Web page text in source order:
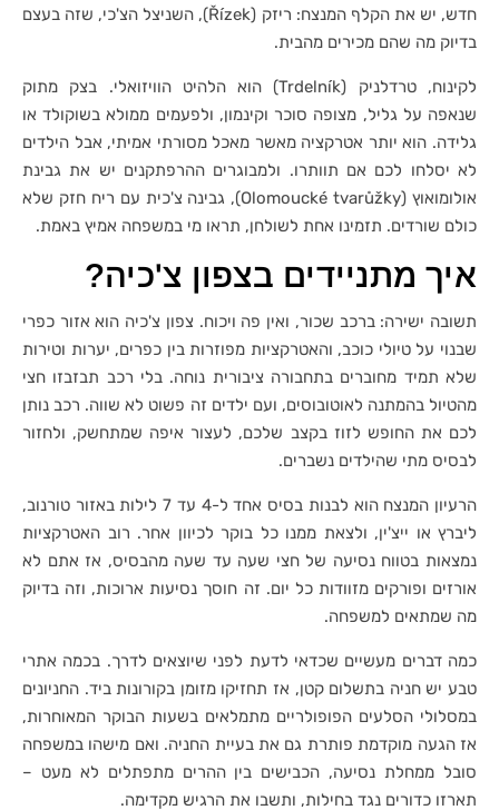
חדש, יש את הקלף המנצח: ריזק (Řízek), השניצל הצ'כי, שזה בעצם
בדיוק מה שהם מכירים מהבית.
לקינוח, טרדלניק (Trdelník) הוא הלהיט הוויזואלי. בצק מתוק
שנאפה על גליל, מצופה סוכר וקינמון, ולפעמים ממולא בשוקולד או
גלידה. הוא יותר אטרקציה מאשר מאכל מסורתי אמיתי, אבל הילדים
לא יסלחו לכם אם תוותרו. ולמבוגרים ההרפתקנים יש את גבינת
אולומואוץ (Olomoucké tvarůžky), גבינה צ'כית עם ריח חזק שלא
כולם שורדים. תזמינו אחת לשולחן, תראו מי במשפחה אמיץ באמת.
איך מתניידים בצפון צ'כיה?
תשובה ישירה: ברכב שכור, ואין פה ויכוח. צפון צ'כיה הוא אזור כפרי
שבנוי על טיולי כוכב, והאטרקציות מפוזרות בין כפרים, יערות וטירות
שלא תמיד מחוברים בתחבורה ציבורית נוחה. בלי רכב תבזבזו חצי
מהטיול בהמתנה לאוטובוסים, ועם ילדים זה פשוט לא שווה. רכב נותן
לכם את החופש לזוז בקצב שלכם, לעצור איפה שמתחשק, ולחזור
לבסיס מתי שהילדים נשברים.
הרעיון המנצח הוא לבנות בסיס אחד ל-4 עד 7 לילות באזור טורנוב,
ליברץ או ייצ'ין, ולצאת ממנו כל בוקר לכיוון אחר. רוב האטרקציות
נמצאות בטווח נסיעה של חצי שעה עד שעה מהבסיס, אז אתם לא
אורזים ופורקים מזוודות כל יום. זה חוסך נסיעות ארוכות, וזה בדיוק
מה שמתאים למשפחה.
כמה דברים מעשיים שכדאי לדעת לפני שיוצאים לדרך. בכמה אתרי
טבע יש חניה בתשלום קטן, אז תחזיקו מזומן בקורונות ביד. החניונים
במסלולי הסלעים הפופולריים מתמלאים בשעות הבוקר המאוחרות,
אז הגעה מוקדמת פותרת גם את בעיית החניה. ואם מישהו במשפחה
סובל ממחלת נסיעה, הכבישים בין ההרים מתפתלים לא מעט –
תארזו כדורים נגד בחילות, ותשבו את הרגיש מקדימה.